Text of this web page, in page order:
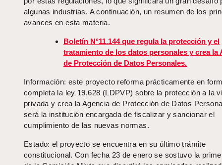
algunas industrias. A continuación, un resumen de los
avances en esta materia.
Boletín N°11.144 que regula la protección y el
tratamiento de los datos personales y crea la
de Protección de Datos Personales.
Información: este proyecto reforma prácticamente en
completa la ley 19.628 (LDPVP) sobre la protección a la
privada y crea la Agencia de Protección de Datos
será la institución encargada de fiscalizar y sancionar el
cumplimiento de las nuevas normas.
Estado: el proyecto se encuentra en su último trámite
constitucional. Con fecha 23 de enero se sostuvo la